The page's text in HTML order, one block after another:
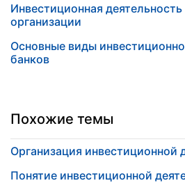
Инвестиционная
организации
Основные виды
банков
Похожие темы
Организация инвестиционной
Понятие инвестиционной